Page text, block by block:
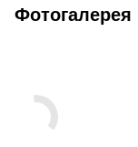
Фотогалерея